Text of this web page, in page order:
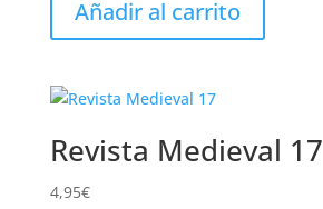
Añadir al carrito
Revista Medieval 17
4,95€